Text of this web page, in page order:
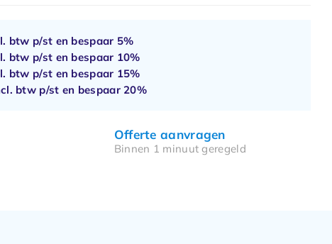
btw p/st en bespaar 5%
btw p/st en bespaar 10%
btw p/st en bespaar 15%
btw p/st en bespaar20%
Offerte aanvragen
Binnen 1 minuut geregeld